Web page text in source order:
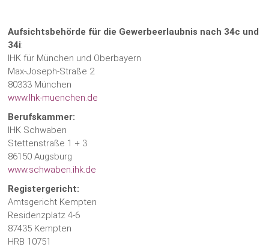
Aufsichtsbehörde für die Gewerbeerlaubnis nach 34c und
34i:
IHK für München und Oberbayern
Max-Joseph-Straße 2
80333 München
www.Ihk-muenchen.de
Berufskammer:
IHK Schwaben
Stettenstraße 1 + 3
86150 Augsburg
www.schwaben.ihk.de
Registergericht:
Amtsgericht Kempten
Residenzplatz 4-6
87435 Kempten
HRB 10751